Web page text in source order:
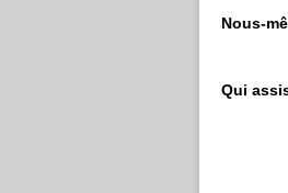
Nous-
Qui